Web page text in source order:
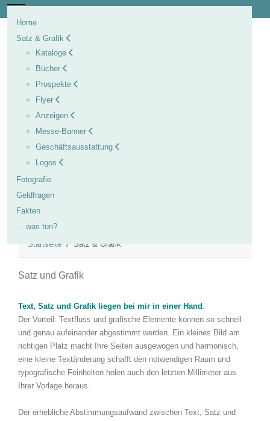
Mobile Menu Toggle
Home
Satz & Grafik
Kataloge
Bücher
Prospekte
Flyer
Anzeigen
Messe-Banner
Geschäftsausstattung
Logos
Fotografie
Geldfragen
Fakten
... was tun?
Startseite
Satz & Grafik
Satz und Grafik
Text, Satz und Grafik liegen bei mir in einer Hand .
Der Vorteil: Textfluss und grafische Elemente können so schnell
und genau aufeinander abgestimmt werden. Ein kleines Bild am
richtigen Platz macht Ihre Seiten ausgewogen und harmonisch,
eine kleine Textänderung schafft den notwendigen Raum und
typografische Feinheiten holen auch den letzten Millimeter aus
Ihrer Vorlage heraus.
Der erhebliche Abstimmungsaufwand zwischen Text, Satz und